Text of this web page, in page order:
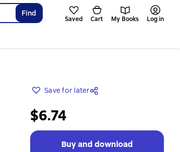
Find
Saved Cart My Books Log in
Save for later
$6.74
Buy and download